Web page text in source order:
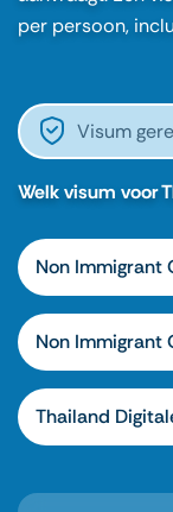
per persoon,
Visum
Welk visum voor
Non Immigrant
Non Immigrant
Thailand